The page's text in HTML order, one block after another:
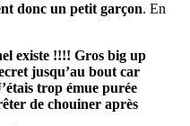
donc un petit garçon. En
existe !!!! Gros big up
jusqu’au bout car
trop émue purée
de chouiner après